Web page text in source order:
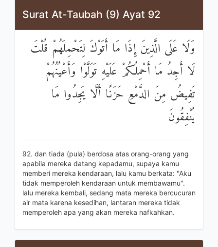
Surat At-Taubah (9) Ayat 92
وَلَا عَلَى الَّذِينَ إِذَا مَا أَتَوْكَ لِتَحْمِلَهُمْ قُلْتَ
لَا أَجِدُ مَا أَحْمِلُكُمْ عَلَيْهِ تَوَلَّوْا وَأَعْيُنُهُمْ
تَفِيضُ مِنَ الدَّمْعِ حَزَنًا أَلَّا يَجِدُوا مَا
يُنْفِقُونَ
92. dan tiada (pula) berdosa atas orang-orang yang
apabila mereka datang kepadamu, supaya kamu
memberi mereka kendaraan, lalu kamu berkata: "Aku
tidak memperoleh kendaraan untuk membawamu".
lalu mereka kembali, sedang mata mereka bercucuran
air mata karena kesedihan, lantaran mereka tidak
memperoleh apa yang akan mereka nafkahkan.